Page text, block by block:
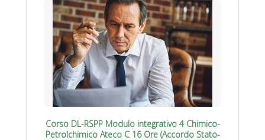
Corso DL-RSPP Modulo integrativo 4 Chimico-
Petrolchimico Ateco C 16 Ore (Accordo Stato-